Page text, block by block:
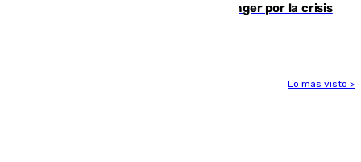
El Barça cancela un amistoso en Tánger por la crisis
Lo más visto >